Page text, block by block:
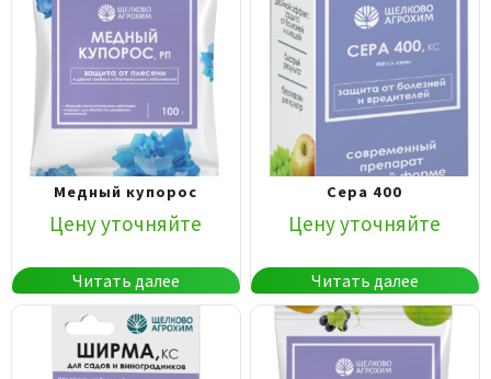
Медный купорос
Цену уточняйте
Читать далее
Сера 400
Цену уточняйте
Читать далее